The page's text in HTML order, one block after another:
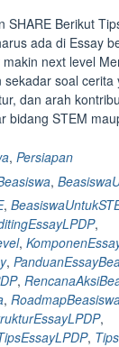
SHARE Berikut
ada di Essay
next level
sekadar soal
dan arah
bidang STEM
, Persiapan
,
,
,
,
,
,
,
,
,